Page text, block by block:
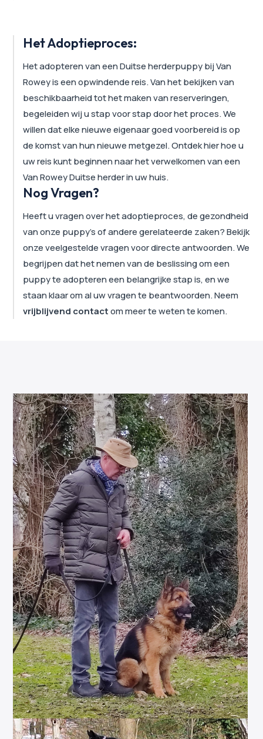
Het Adoptieproces:
Het adopteren van een Duitse herderpuppy bij Van
Rowey is een opwindende reis. Van het bekijken van
beschikbaarheid tot het maken van reserveringen,
begeleiden wij u stap voor stap door het proces. We
willen dat elke nieuwe eigenaar goed voorbereid is op
de komst van hun nieuwe metgezel. Ontdek hier hoe u
uw reis kunt beginnen naar het verwelkomen van een
Van Rowey Duitse herder in uw huis.
Nog Vragen?
Heeft u vragen over het adoptieproces, de gezondheid
van onze puppy's of andere gerelateerde zaken? Bekijk
onze veelgestelde vragen voor directe antwoorden. We
begrijpen dat het nemen van de beslissing om een
puppy te adopteren een belangrijke stap is, en we
staan klaar om al uw vragen te beantwoorden. Neem
vrijblijvend contactom meer te weten te komen.